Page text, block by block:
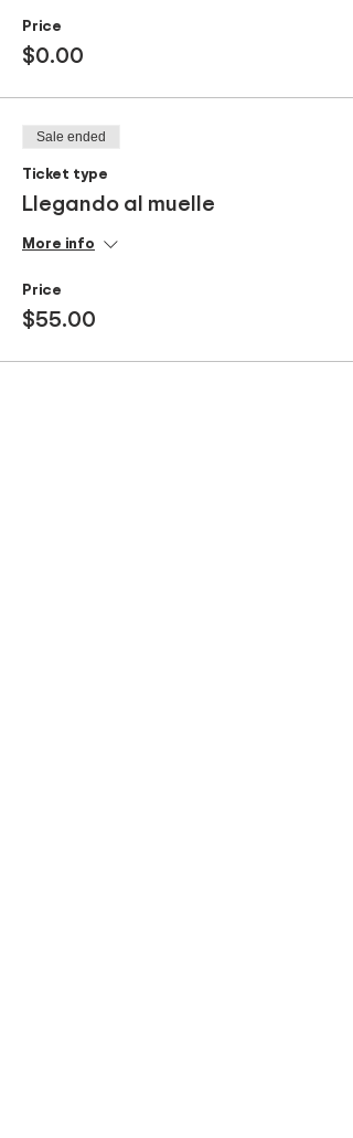
Price
$0.00
Sale ended
Ticket type
Llegando al muelle
More info
Price
$55.00